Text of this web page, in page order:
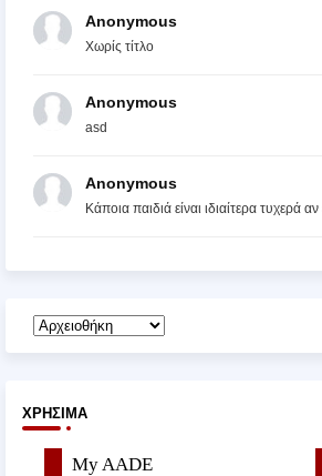
Anonymous
Χωρίς τίτλο
Anonymous
asd
Anonymous
Κάποια παιδιά είναι ιδιαίτερα τυχερά αν
ΧΡΉΣΙΜΑ
My AADE